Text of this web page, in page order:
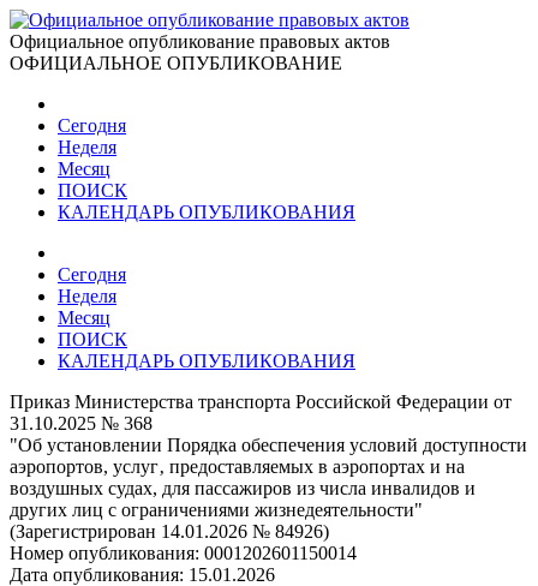
Официальное опубликование правовых актов
ОФИЦИАЛЬНОЕ ОПУБЛИКОВАНИЕ
Сегодня
Неделя
Месяц
ПОИСК
КАЛЕНДАРЬ ОПУБЛИКОВАНИЯ
Сегодня
Неделя
Месяц
ПОИСК
КАЛЕНДАРЬ ОПУБЛИКОВАНИЯ
Приказ Министерства транспорта Российской Федерации от
31.10.2025 № 368
"Об установлении Порядка обеспечения условий доступности
аэропортов, услуг‚ предоставляемых в аэропортах и на
воздушных судах, для пассажиров из числа инвалидов и
других лиц с ограничениями жизнедеятельности"
(Зарегистрирован 14.01.2026 № 84926)
Номер опубликования: 0001202601150014
Дата опубликования: 15.01.2026